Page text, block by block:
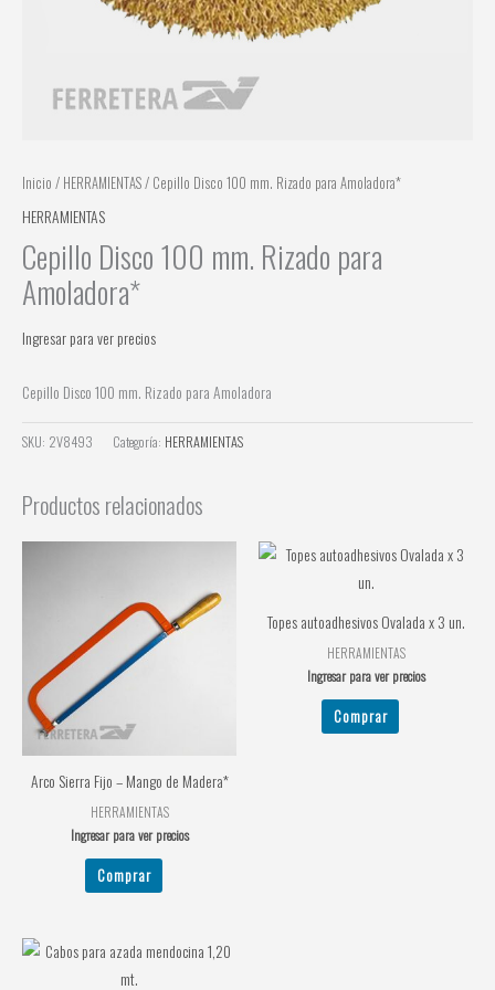
Inicio / HERRAMIENTAS/ Cepillo Disco 100 mm. Rizado para Amoladora*
HERRAMIENTAS
Cepillo Disco 100 mm. Rizado para
Amoladora*
Ingresar para ver precios
Cepillo Disco 100 mm. Rizado para Amoladora
SKU: 2V8493 Categoría: HERRAMIENTAS
Productos relacionados
Arco Sierra Fijo – Mango de Madera*
HERRAMIENTAS
Ingresar para ver precios
Comprar
Topes autoadhesivos Ovalada x 3 un.
HERRAMIENTAS
Ingresar para ver precios
Comprar